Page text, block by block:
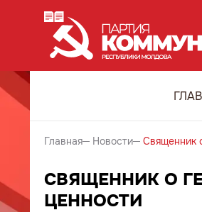
Главная Новости Священник
СВЯЩЕННИК О
ЦЕННОСТИ